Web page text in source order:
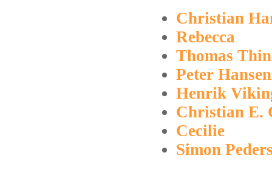
Christian
Rebecca
Thomas
Peter Hansen
Henrik
Christian E.
Cecilie
Simon